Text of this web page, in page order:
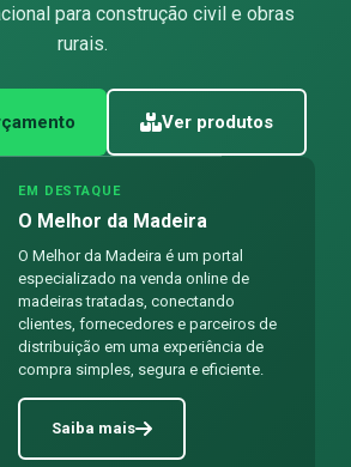
para construção civil e obras
rurais.
Ver produtos
EM DESTAQUE
O Melhor da Madeira
O Melhor da Madeira é um portal
especializado na venda online de
madeiras tratadas, conectando
clientes, fornecedores e parceiros de
distribuição em uma experiência de
compra simples, segura e eficiente.
Saiba mais